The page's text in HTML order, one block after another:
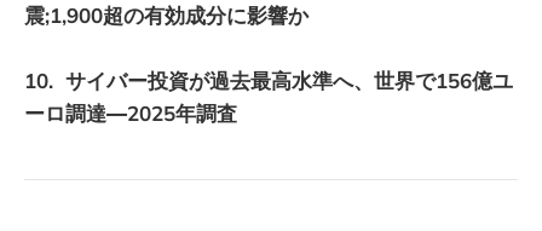
震;1,900超の有効成分に影響か
10. サイバー投資が過去最高水準へ、世界で156億ユ
ーロ調達―2025年調査